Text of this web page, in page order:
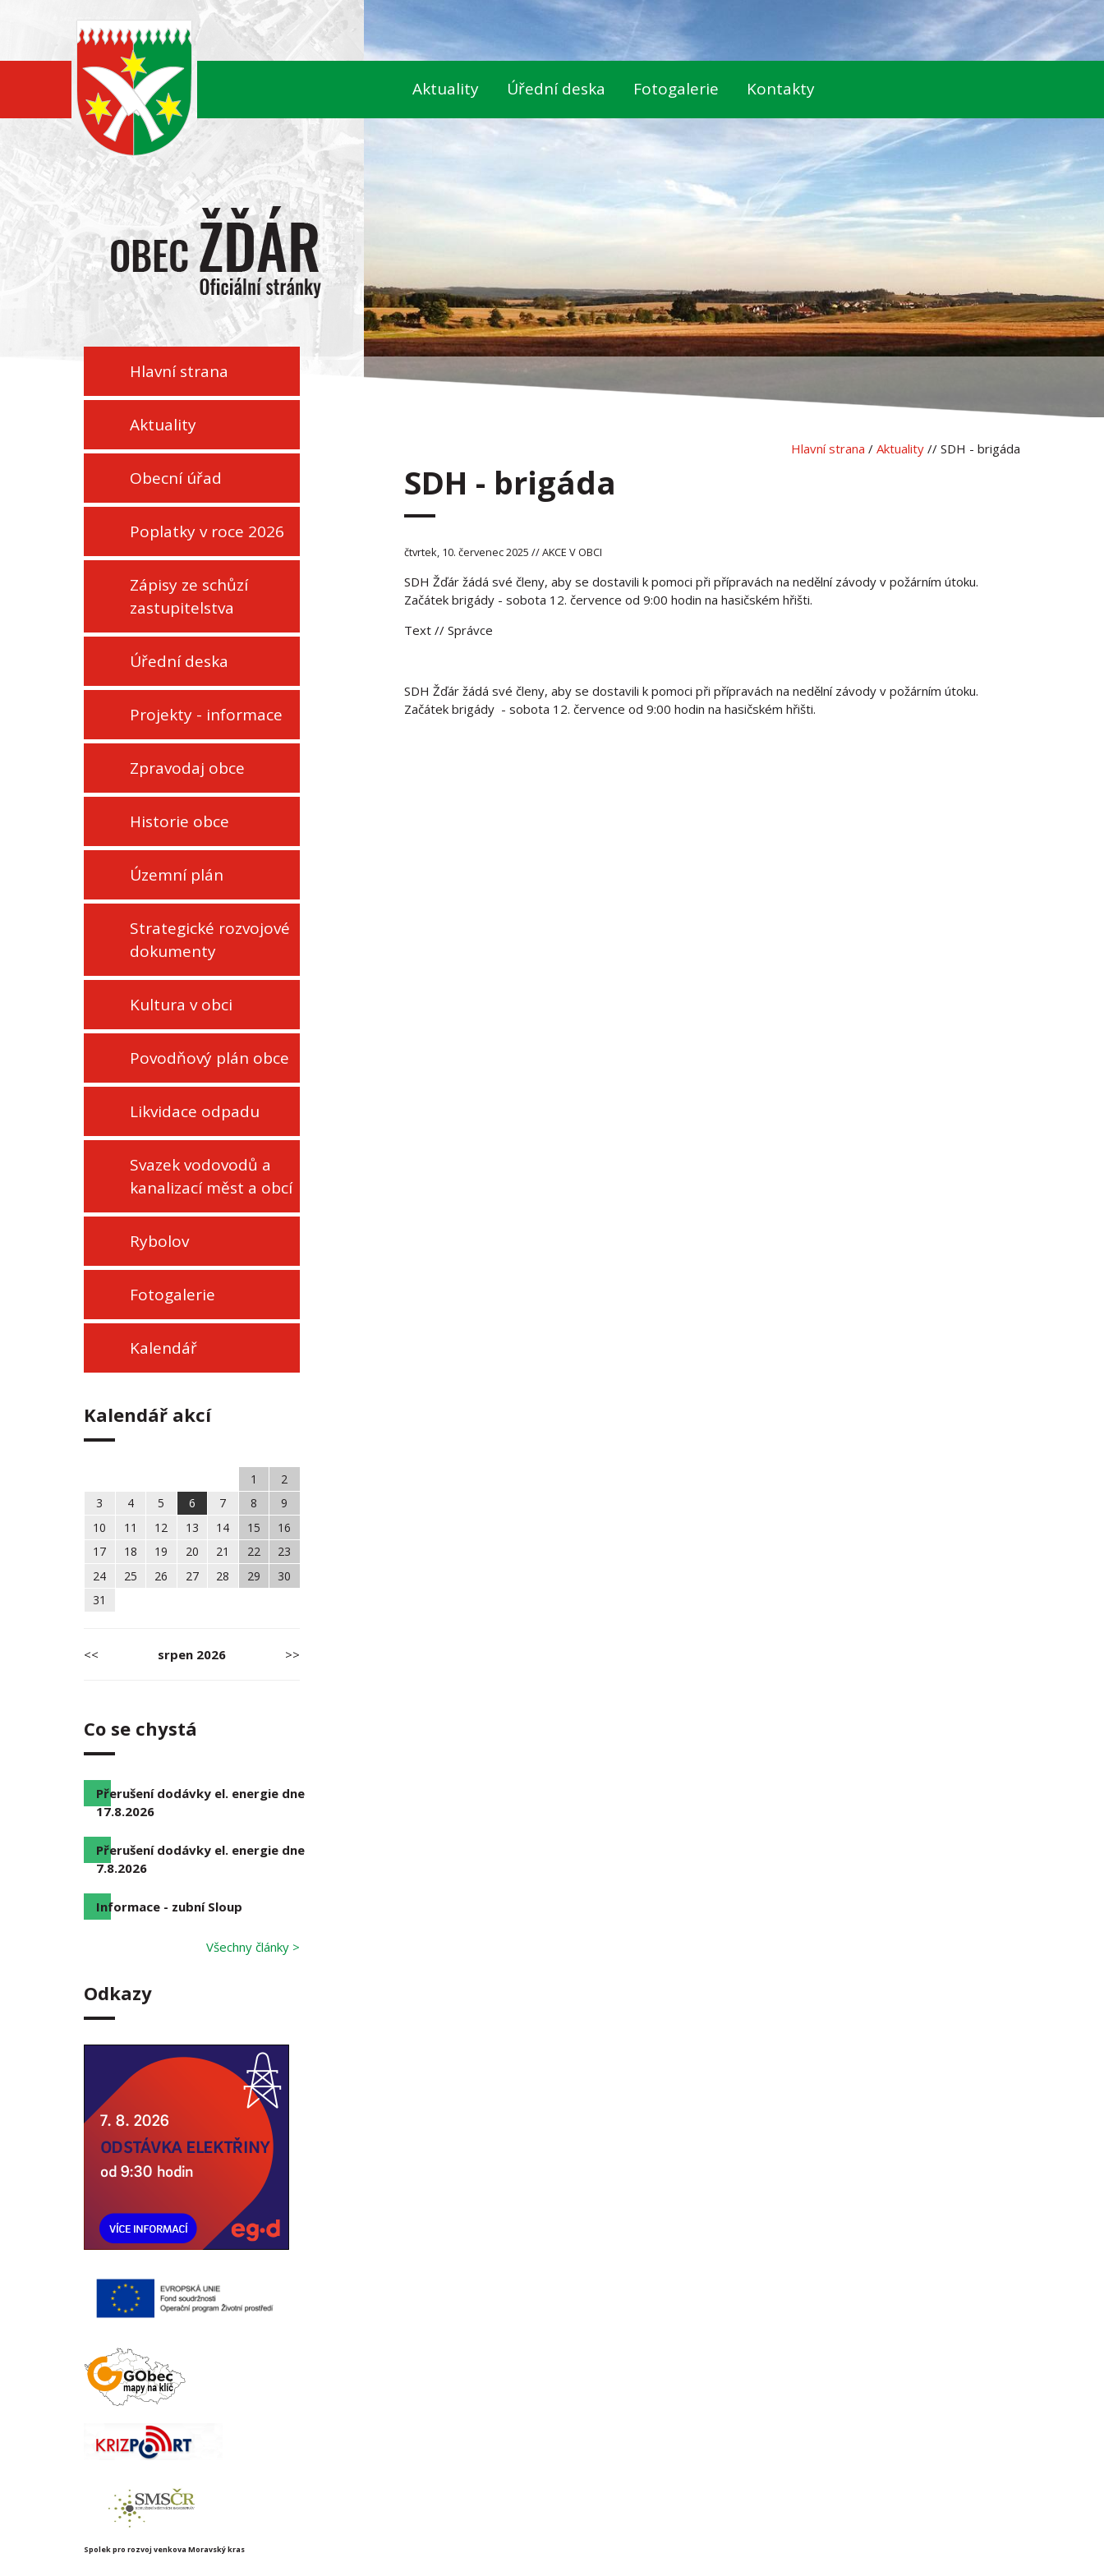
Aktuality Úřední deska Fotogalerie Kontakty
Hlavní strana
Aktuality
Obecní úřad
Poplatky v roce 2026
Zápisy ze schůzí
zastupitelstva
Úřední deska
Projekty - informace
Zpravodaj obce
Historie obce
Územní plán
Strategické rozvojové
dokumenty
Kultura v obci
Povodňový plán obce
Likvidace odpadu
Svazek vodovodů a
kanalizací měst a obcí
Rybolov
Fotogalerie
Kalendář
Kalendář akcí
1
2
3
4 5 6 7 8
9
10
11 12 13 14 15
16
17
18 19 20 21 22
23
24
25 26 27 28 29
30
31
<< srpen 2026 >>
Co se chystá
Přerušení dodávky el. energie dne
17.8.2026
Přerušení dodávky el. energie dne
7.8.2026
Informace - zubní Sloup
Všechny články >
Odkazy
Spolek pro rozvoj venkova Moravský kras
Hlavní strana / Aktuality // SDH - brigáda
SDH - brigáda
čtvrtek, 10. červenec 2025 // AKCE V OBCI
SDH Žďár žádá své členy, aby se dostavili k pomoci při přípravách na nedělní závody v požárním útoku.
Začátek brigády - sobota 12. července od 9:00 hodin na hasičském hřišti.
Text // Správce
SDH Žďár žádá své členy, aby se dostavili k pomoci při přípravách na nedělní závody v požárním útoku.
Začátek brigády - sobota 12. července od 9:00 hodin na hasičském hřišti.